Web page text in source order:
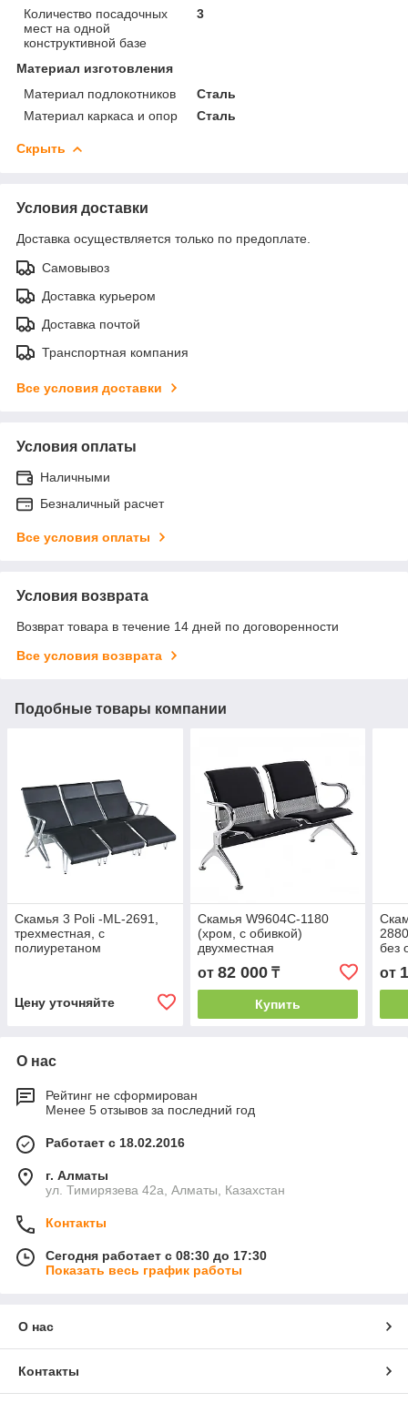
Количество посадочных
мест на одной
конструктивной базе
3
Материал изготовления
Материал подлокотников
Сталь
Материал каркаса и опор
Сталь
Скрыть
Условия доставки
Доставка осуществляется только по предоплате.
Самовывоз
Доставка курьером
Доставка почтой
Транспортная компания
Все условия доставки
Условия оплаты
Наличными
Безналичный расчет
Все условия оплаты
Условия возврата
Возврат товара в течение 14 дней по договоренности
Все условия возврата
Подобные товары компании
Скамья 3 Poli -ML-2691,
трехместная, с
полиуретаном
Цену уточняйте
Скамья W9604C-1180
(хром, с обивкой)
двухместная
от 82 000₸
Купить
без
от
О нас
Рейтинг не сформирован
Менее 5 отзывов за последний год
Работает с 18.02.2016
г. Алматы
ул. Тимирязева 42а, Алматы, Казахстан
Контакты
Сегодня работает с 08:30 до 17:30
Показать весь график работы
О нас
Контакты